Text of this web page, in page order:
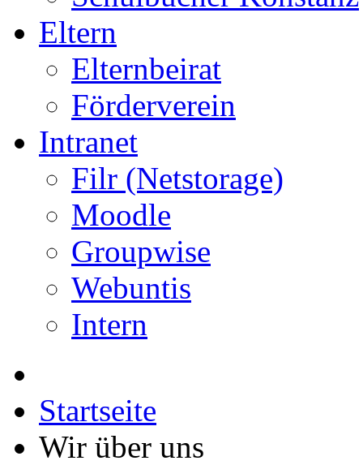
Eltern
Elternbeirat
Förderverein
Intranet
Filr (Netstorage)
Moodle
Groupwise
Webuntis
Intern
Startseite
Wir über uns